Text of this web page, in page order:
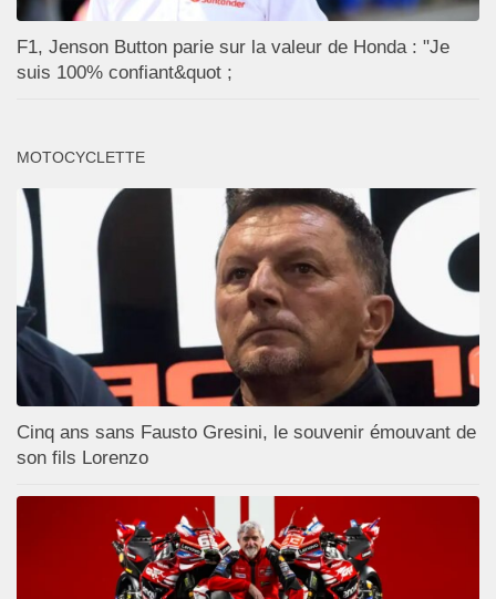
F1, Jenson Button parie sur la valeur de Honda : "Je
suis 100% confiant&quot ;
MOTOCYCLETTE
Cinq ans sans Fausto Gresini, le souvenir émouvant de
son fils Lorenzo